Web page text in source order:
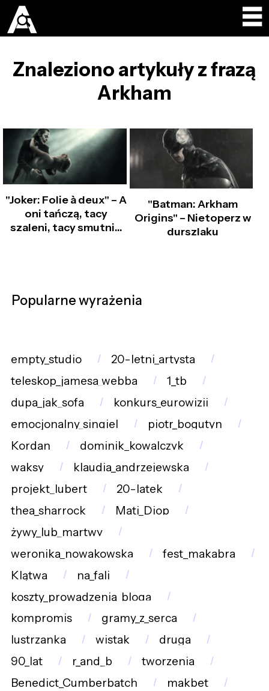
Znaleziono artykuły z frazą
Arkham
"Joker: Folie à deux" – A
oni tańczą, tacy
szaleni, tacy smutni...
"Batman: Arkham
Origins" – Nietoperz w
durszlaku
Popularne wyrażenia
empty_studio
20-letni_artysta
teleskop_jamesa_webba
1_tb
dupa_jak_sofa
konkurs_eurowizji
emocjonalny_singiel
piotr_bogutyn
Kordan
dominik_kowalczyk
waksy
klaudia_andrzejewska
projekt_lubert
20-latek
thea_sharrock
Mati_Diop
żywy_lub_martwy
weronika_nowakowska
fest_makabra
Klątwa
na_fali
koszty_prowadzenia_bloga
kompromis
gramy_z_serca
lustrzanka
wistak
druga
90_lat
r_and_b
tworzenia
Benedict_Cumberbatch
makbet